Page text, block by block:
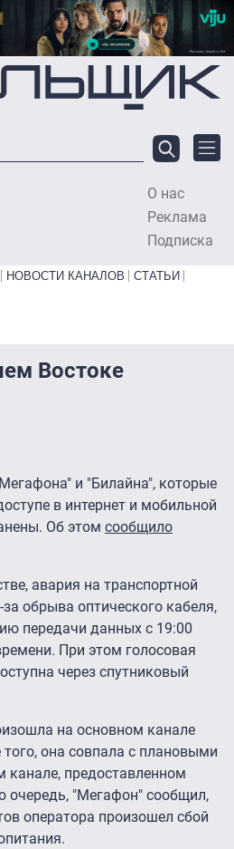
О нас
Реклама
Подписка
НОВОСТИ КАНАЛОВ
СТАТЬИ
Востоке
и "Билайна", которые
в интернет и мобильной
Об этом сообщило
авария на транспортной
обрыва оптического кабеля,
передачи данных с 19:00
При этом голосовая
через спутниковый
на основном канале
она совпала с плановыми
канале, предоставленном
очередь, "Мегафон" сообщил,
оператора произошел сбой